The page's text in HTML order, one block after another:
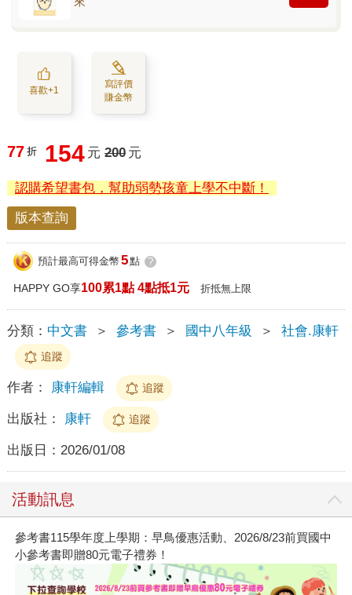
喜歡+1
寫評價
賺金幣
77 折 154 元 200 元
認購希望書包，幫助弱勢孩童上學不中斷！
版本查詢
預計最高可得金幣 5點 ?
HAPPY GO享100累1點 4點抵1元 折抵無上限
分類： 中文書 ＞ 參考書 ＞ 國中八年級 ＞ 社會.康軒
追蹤
作者： 康軒編輯 追蹤
出版社： 康軒 追蹤
出版日： 2026/01/08
活動訊息
參考書115學年度上學期：早鳥優惠活動、2026/8/23前買國中
小參考書即贈80元電子禮券！